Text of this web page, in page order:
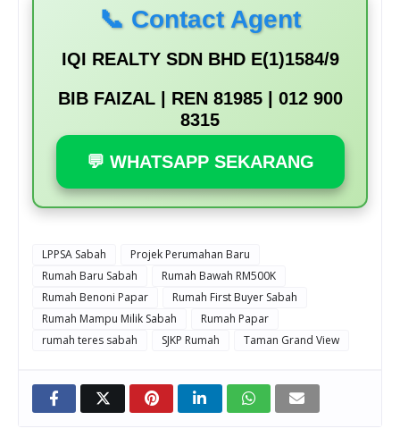
📞 Contact Agent
IQI REALTY SDN BHD E(1)1584/9
BIB FAIZAL | REN 81985 | 012 900
8315
💬 WHATSAPP SEKARANG
LPPSA Sabah
Projek Perumahan Baru
Rumah Baru Sabah
Rumah Bawah RM500K
Rumah Benoni Papar
Rumah First Buyer Sabah
Rumah Mampu Milik Sabah
Rumah Papar
rumah teres sabah
SJKP Rumah Taman Grand View